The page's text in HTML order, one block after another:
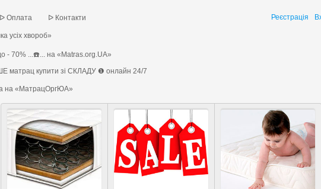
ᐅ Оплата ᐅ Контакти
усіх хвороб»
до - 70% ...☎️... на «Matras.org.UA»
матрац купити зі СКЛАДУ ❶ онлайн 24/7
на «МатрацОргЮА»
Реєстрація